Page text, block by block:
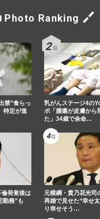
Photo Ranking
禁”食らっ
特定が進
乳がんステージ4の
ポ「腫瘍が皮膚から
た」34歳で余命…
発覚後は
勤務”も
元横綱・貴乃花光司
再婚で見せた“幸せ
り幸せそう…